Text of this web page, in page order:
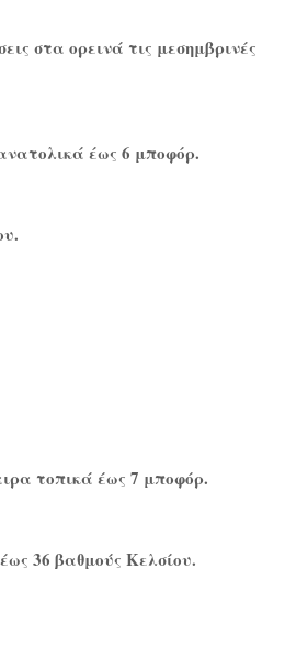
στα ορεινά τις μεσημβρινές
έως 6 μποφόρ.
τοπικά έως 7 μποφόρ.
36 βαθμούς Κελσίου.